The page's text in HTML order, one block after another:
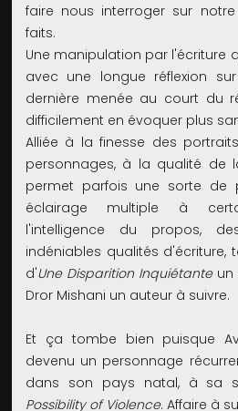
faire nous interroger sur
faits.
Une manipulation par l'écriture
avec une longue réflexion
dernière menée au court du
difficilement en évoquer plus
Alliée à la finesse des
personnages, à la qualité de
permet parfois une sorte de
éclairage multiple à
l'intelligence du propos,
indéniables qualités d'écriture,
d'Une Disparition Inquiétanteun
Dror Mishani un auteur à suivre.
Et ça tombe bien puisque
devenu un personnage
dans son pays natal, à sa
Possibility of Violence. Affaire à